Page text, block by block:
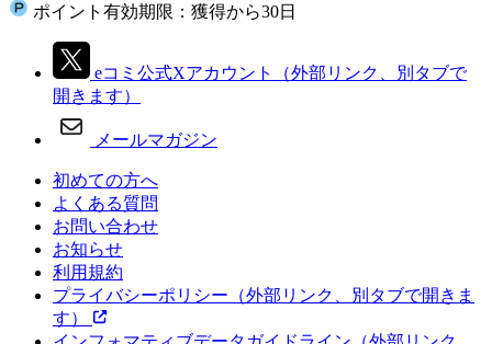
ポイント有効期限：獲得から30日
eコミ公式Xアカウント
（外部リンク、別タブで
開きます）
メールマガジン
初めての方へ
よくある質問
お問い合わせ
お知らせ
利用規約
プライバシーポリシー （外部リンク、別タブで開きま
す）